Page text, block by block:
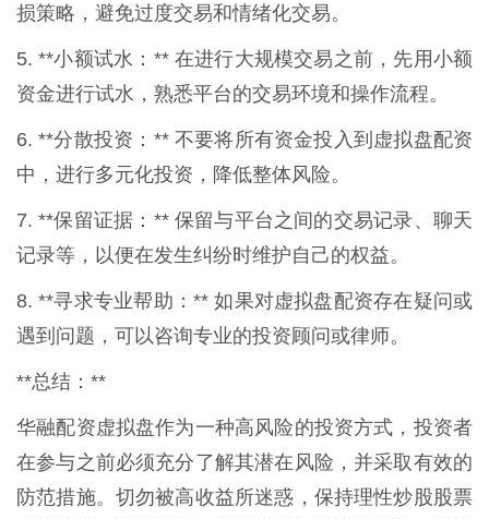
损策略，避免过度交易和情绪化交易。
5. **小额试水：** 在进行大规模交易之前，先用小额
资金进行试水，熟悉平台的交易环境和操作流程。
6. **分散投资：** 不要将所有资金投入到虚拟盘配资
中，进行多元化投资，降低整体风险。
7. **保留证据：** 保留与平台之间的交易记录、聊天
记录等，以便在发生纠纷时维护自己的权益。
8. **寻求专业帮助：** 如果对虚拟盘配资存在疑问或
遇到问题，可以咨询专业的投资顾问或律师。
**总结：**
华融配资虚拟盘作为一种高风险的投资方式，投资者
在参与之前必须充分了解其潜在风险，并采取有效的
防范措施。切勿被高收益所迷惑，保持理性炒股股票